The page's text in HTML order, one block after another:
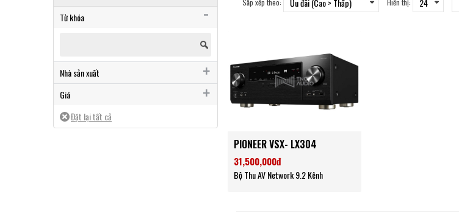
Từ khóa
Nhà sản xuất
Giá
Từ 25 đến 50 triệu
PIONEER VSX- LX304
31,500,000đ
Bộ Thu AV Network 9.2 Kênh